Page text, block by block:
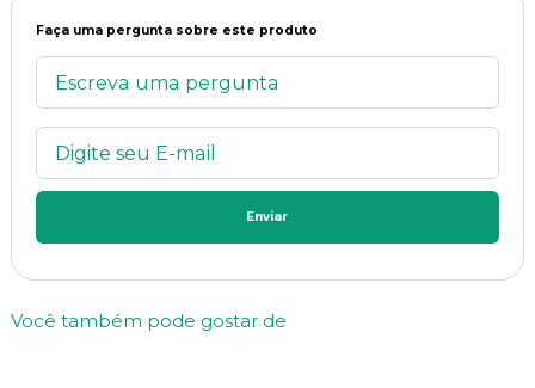
Faça uma pergunta sobre este produto
Enviar
Você também pode gostar de